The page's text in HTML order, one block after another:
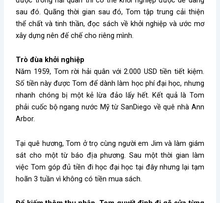
sau đó. Quãng thời gian sau đó, Tom tập trung cải thiện
thể chất và tinh thần, đọc sách về khởi nghiệp và ước mơ
xây dựng nên đế chế cho riêng mình.
Trò đùa khởi nghiệp
Năm 1959, Tom rời hải quân với 2.000 USD tiền tiết kiệm.
Số tiền này được Tom để dành làm học phí đại học, nhưng
nhanh chóng bị một kẻ lừa đảo lấy hết. Kết quả là Tom
phải cuốc bộ ngang nước Mỹ từ SanDiego về quê nhà Ann
Arbor.
Tại quê hương, Tom ở trọ cùng người em Jim và làm giám
sát cho một từ báo địa phương. Sau một thời gian làm
việc Tom góp đủ tiền đi học đại học tại đây nhưng lại tạm
hoãn 3 tuần vì không có tiền mua sách.